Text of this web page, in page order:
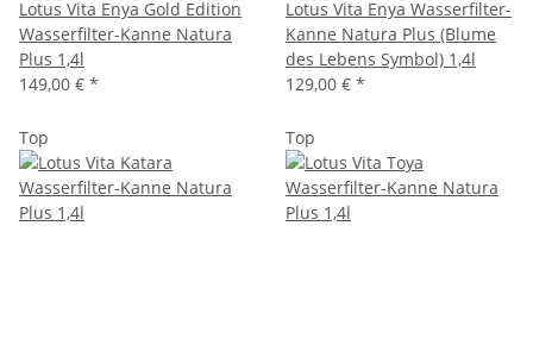
Lotus Vita Enya Gold Edition
Wasserfilter-Kanne Natura
Plus 1,4l
149,00 € *
Lotus Vita Enya Wasserfilter-
Kanne Natura Plus (Blume
des Lebens Symbol) 1,4l
129,00 € *
Top Top